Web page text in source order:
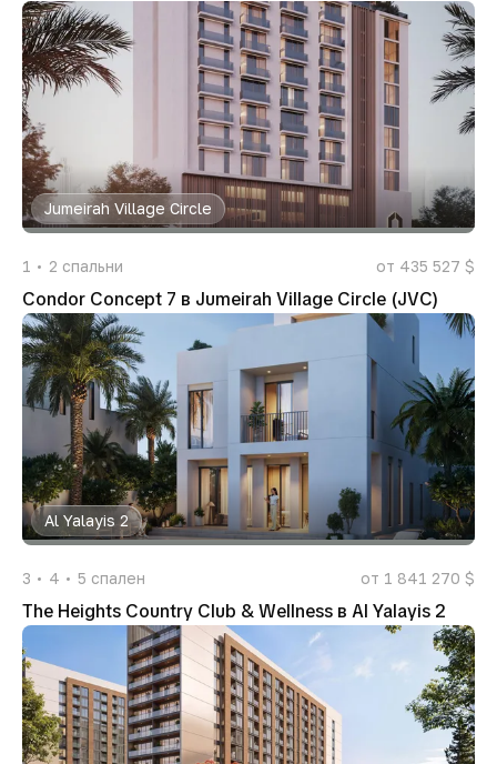
Jumeirah Village Circle
1 2 спальни от 435 527 $
Condor Concept 7 в Jumeirah Village Circle (JVC)
Al Yalayis 2
3 4 5 спален от 1 841 270 $
The Heights Country Club & Wellness в Al Yalayis 2